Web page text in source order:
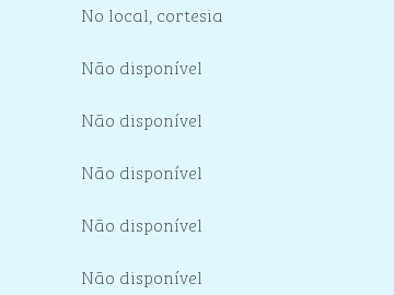
No local, cortesia
Não disponível
Não disponível
Não disponível
Não disponível
Não disponível